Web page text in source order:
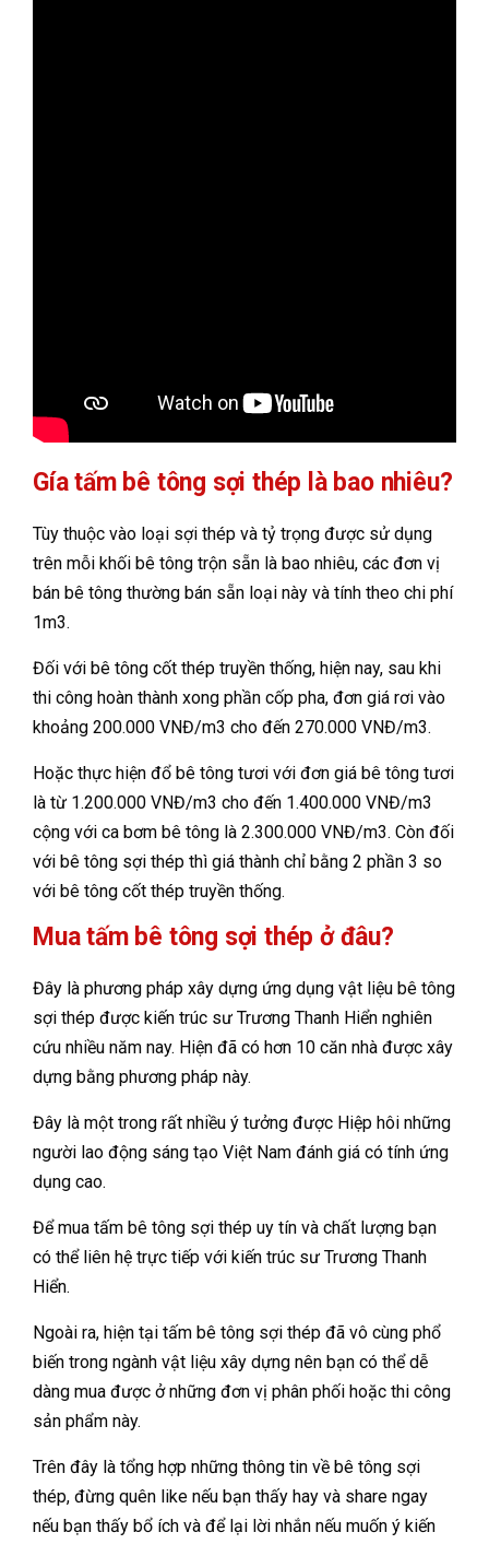
Gía tấm bê tông sợi thép là bao nhiêu?
Tùy thuộc vào loại sợi thép và tỷ trọng được sử dụng
trên mỗi khối bê tông trộn sẵn là bao nhiêu, các đơn vị
bán bê tông thường bán sẵn loại này và tính theo chi phí
1m3.
Đối với bê tông cốt thép truyền thống, hiện nay, sau khi
thi công hoàn thành xong phần cốp pha, đơn giá rơi vào
khoảng 200.000 VNĐ/m3 cho đến 270.000 VNĐ/m3.
Hoặc thực hiện đổ bê tông tươi với đơn giá bê tông tươi
là từ 1.200.000 VNĐ/m3 cho đến 1.400.000 VNĐ/m3
cộng với ca bơm bê tông là 2.300.000 VNĐ/m3. Còn đối
với bê tông sợi thép thì giá thành chỉ bằng 2 phần 3 so
với bê tông cốt thép truyền thống.
Mua tấm bê tông sợi thép ở đâu?
Đây là phương pháp xây dựng ứng dụng vật liệu bê tông
sợi thép được kiến trúc sư Trương Thanh Hiển nghiên
cứu nhiều năm nay. Hiện đã có hơn 10 căn nhà được xây
dựng bằng phương pháp này.
Đây là một trong rất nhiều ý tưởng được Hiệp hôi những
người lao động sáng tạo Việt Nam đánh giá có tính ứng
dụng cao.
Để mua tấm bê tông sợi thép uy tín và chất lượng bạn
có thể liên hệ trực tiếp với kiến trúc sư Trương Thanh
Hiển.
Ngoài ra, hiện tại tấm bê tông sợi thép đã vô cùng phổ
biến trong ngành vật liệu xây dựng nên bạn có thể dễ
dàng mua được ở những đơn vị phân phối hoặc thi công
sản phẩm này.
Trên đây là tổng hợp những thông tin về bê tông sợi
thép, đừng quên like nếu bạn thấy hay và share ngay
nếu bạn thấy bổ ích và để lại lời nhắn nếu muốn ý kiến